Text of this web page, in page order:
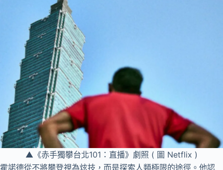
▲《赤手獨攀台北101：直播》劇照 ( 圖 Netflix )
霍諾德從不將攀登視為炫技，而是探索人類極限的途徑。他認